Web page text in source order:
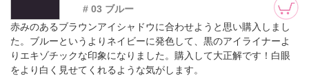
# 03 ブルー
赤みのあるブラウンアイシャドウに合わせようと思い購入しまし
た。ブルーというよりネイビーに発色して、黒のアイライナーよ
りエキゾチックな印象になりました。購入して大正解です！白眼
をより白く見せてくれるような気がします。